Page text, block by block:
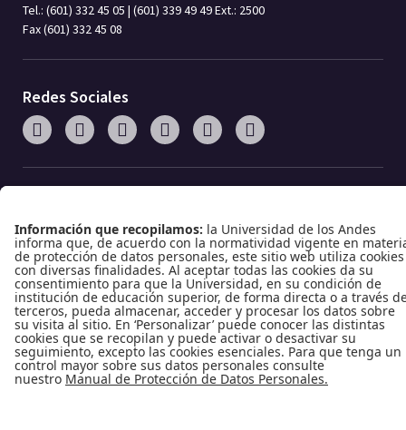
Tel.: (601) 332 45 05 | (601) 339 49 49 Ext.: 2500
Fax (601) 332 45 08
Redes Sociales
Enlaces de interés
Universidad de los Andes
Vigilada MinEducación
Reconocimiento como Universidad: Decreto 1297 del 30 de mayo de 1964.
Reconocimiento personería jurídica: Resolución 28 del 23 de febrero de 1949 MinJusticia.